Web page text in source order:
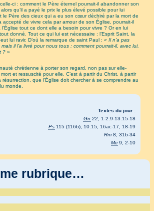
ci : comment le Père éternel pourrait-il abandonner son
qu’il a payé le prix le plus élevé possible pour lui
le Père des cieux qui a eu son cœur déchiré par la mort de
accepté de vivre cela par amour de son Église, pourrait-il
tout ce dont elle a besoin pour vivre ? Or en lui
donné. Tout ce qui lui est nécessaire : l’Esprit Saint, la
lui ravir. D’où la remarque de saint Paul : « Il n’a pas
il l’a livré pour nous tous : comment pourrait-il, avec lui,
? »
chrétienne à porter son regard, non pas sur elle-
et ressuscité pour elle. C’est à partir du Christ, à partir
que l’Église doit chercher à se comprendre au
monde.
Textes du jour :
Gn 22, 1-2.9-13.15-18
Ps 115 (116b), 10.15, 16ac-17, 18-19
Rm 8, 31b-34
Mc 9, 2-10
rubrique…